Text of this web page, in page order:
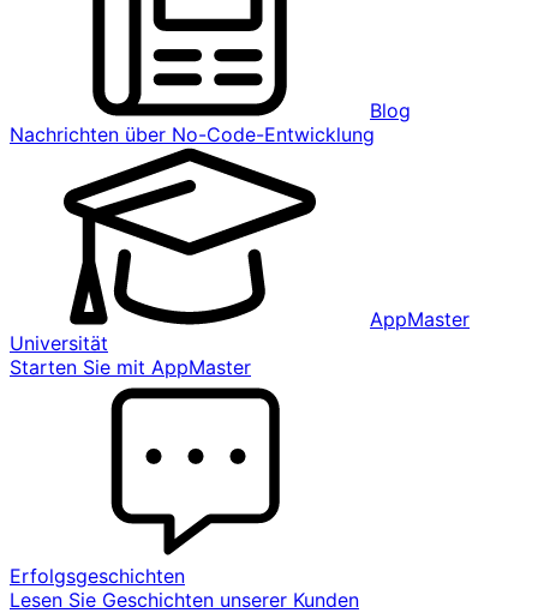
Blog
Nachrichten über No-Code-Entwicklung
AppMaster
Universität
Starten Sie mit AppMaster
Erfolgsgeschichten
Lesen Sie Geschichten unserer Kunden